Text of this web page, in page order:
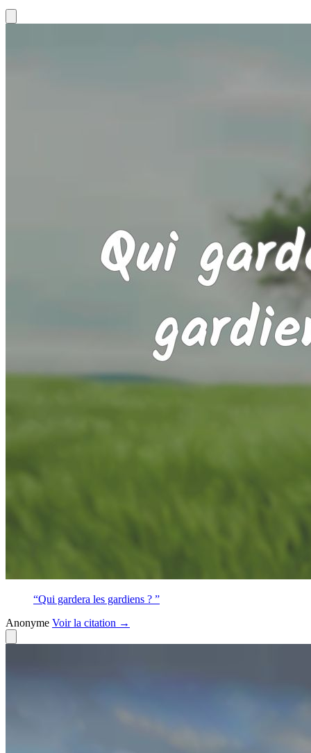
“Qui gardera les gardiens ? ”
Anonyme Voirla citation →